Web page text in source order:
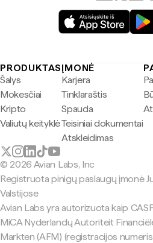
PRODUKTAS
Šalys
Mokesčiai
Kripto
Valiutų keityklė
ĮMONĖ
Karjera
Tinklaraštis
Spauda
Teisiniai dokumentai
Atskleidimas
© 2026 Avian Labs, Inc
Registruota pinigų paslaugų įmonė
Valstijose
Avian Labs yra autorizuota kaip
MiCA Nyderlandų Autoriteit
Markten (AFM) (registracijos numeris